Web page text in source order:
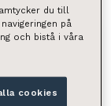
du till
på
och bistå i våra
cookies